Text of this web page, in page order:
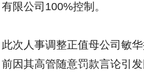
有限公司100%控制。
此次人事调整正值母公司敏
前因其高管随意罚款言论引